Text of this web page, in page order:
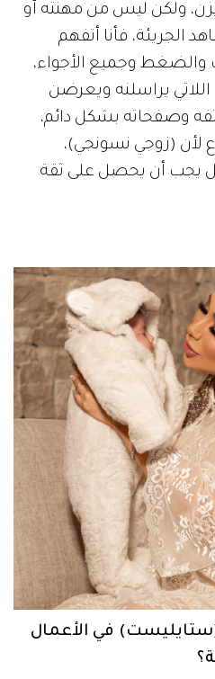
يزن، ولكن ليس من مهنته أو
الجريئة، فأنا أتفهم
والضغط وجميع الأجواء،
يراسلنه ويعرضن
وصفحاته بشكل دائم،
لأن (زوجي نسونجي)،
يجب أن يحصل على ثقة
في الأعمال